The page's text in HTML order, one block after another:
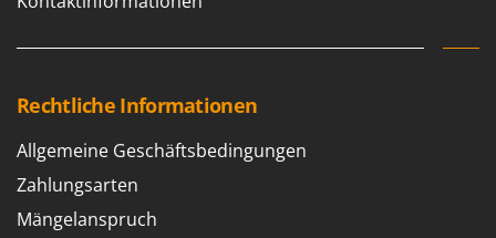
Rechtliche Informationen
Allgemeine Geschäftsbedingungen
Zahlungsarten
Mängelanspruch